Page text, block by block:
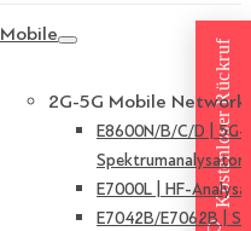
Mobile
2G-5G Mobile
E8600N/B/C/D | 5G-
Spektrumanalysator
E7000L | HF-
E7042B/E7062B |
Kostenloser Rückruf